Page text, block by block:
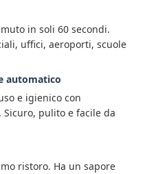
in soli 60 secondi.
uffici, aeroporti, scuole
automatico
e igienico con
pulito e facile da
ristoro. Ha un sapore